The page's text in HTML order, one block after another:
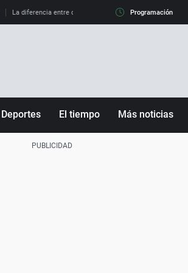
La diferencia entre observar el eclipse al 99% y al 100%
Programación
Deportes El tiempo Más noticias